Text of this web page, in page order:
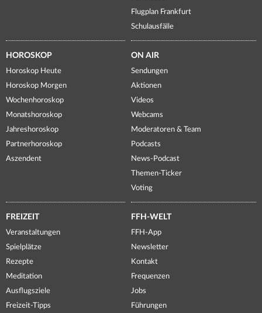
Flugplan Frankfurt
Schulausfälle
HOROSKOP
Horoskop Heute
Horoskop Morgen
Wochenhoroskop
Monatshoroskop
Jahreshoroskop
Partnerhoroskop
Aszendent
ON AIR
Sendungen
Aktionen
Videos
Webcams
Moderatoren & Team
Podcasts
News-Podcast
Themen-Ticker
Voting
FREIZEIT
Veranstaltungen
Spielplätze
Rezepte
Meditation
Ausflugsziele
Freizeit-Tipps
FFH-WELT
FFH-App
Newsletter
Kontakt
Frequenzen
Jobs
Führungen